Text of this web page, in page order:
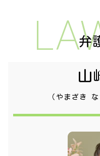
弁
山
（やまざき